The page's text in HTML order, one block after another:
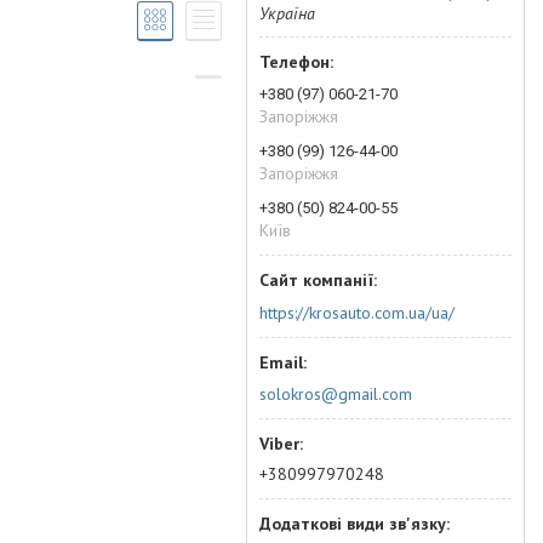
Україна
+380 (97) 060-21-70
Запоріжжя
+380 (99) 126-44-00
Запоріжжя
+380 (50) 824-00-55
Київ
https://krosauto.com.ua/ua/
solokros@gmail.com
+380997970248